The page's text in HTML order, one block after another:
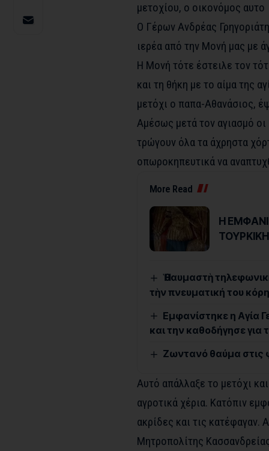
μετοχίου, ο οικονόμος αυτο
Ο Γέρων Ανδρέας
ιερέα από την Μονή μας με
Η Μονή τότε έστειλε τον
και τη θήκη με το αίμα της
μετόχι ο παπα-Αθανάσιος,
Αμέσως μετά τον αγιασμό οι
τρώγουν όλα τα άχρηστα
οπωροκηπευτικά να
More Read
Η
Ἡ θαυμαστὴ
τὴν πνευματική του
Εμφανίστηκε η Αγία
και την καθοδήγησε για
Ζωντανό θαύμα στις
Αυτό απάλλαξε το μετόχι
αγροτικά χέρια. Κατόπιν
ακρίδες και τις κατέφαγαν.
Μητροπολίτης